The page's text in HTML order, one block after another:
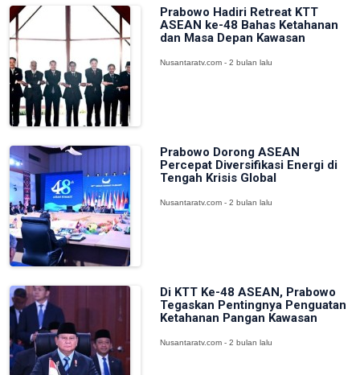
Prabowo Hadiri Retreat KTT
ASEAN ke-48 Bahas Ketahanan
dan Masa Depan Kawasan
Nusantaratv.com - 2 bulan lalu
Prabowo Dorong ASEAN
Percepat Diversifikasi Energi di
Tengah Krisis Global
Nusantaratv.com - 2 bulan lalu
Di KTT Ke-48 ASEAN, Prabowo
Tegaskan Pentingnya Penguatan
Ketahanan Pangan Kawasan
Nusantaratv.com - 2 bulan lalu